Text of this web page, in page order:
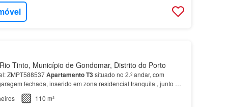
Tinto, Município de Gondomar, Distrito do Porto
ZMPT588537ApartamentoT3situado no 2.º andar, com
fechada, inserido em zona residencial tranquila , junto ao
Oleiro, em
110 m²